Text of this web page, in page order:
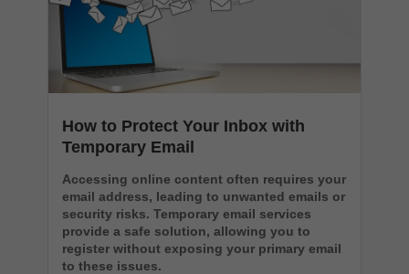
How to Protect Your Inbox with
Temporary Email
Accessing online content often requires your
email address, leading to unwanted emails or
security risks. Temporary email services
provide a safe solution, allowing you to
register without exposing your primary email
to these issues.